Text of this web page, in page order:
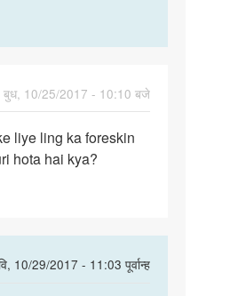
बुध, 10/25/2017 - 10:10 बजे
liye ling ka foreskin
hota hai kya?
10/29/2017 - 11:03 पूर्वान्ह